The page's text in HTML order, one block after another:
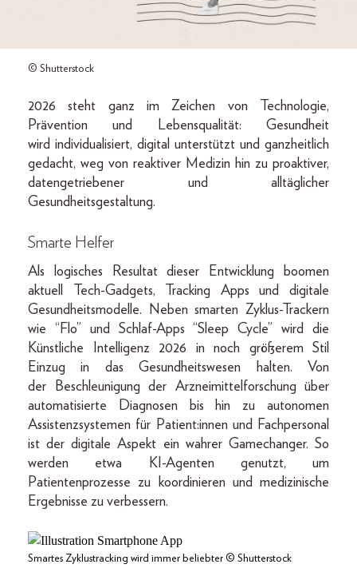
© Shutterstock
2026 steht ganz im Zeichen von Technologie,
Prävention und Lebensqualität: Gesundheit
wird individualisiert, digital unterstützt und ganzheitlich
gedacht, weg von reaktiver Medizin hin zu proaktiver,
datengetriebener und alltäglicher
Gesundheitsgestaltung.
Smarte Helfer
Als logisches Resultat dieser Entwicklung boomen
aktuell Tech-Gadgets, Tracking Apps und digitale
Gesundheitsmodelle. Neben smarten Zyklus-Trackern
wie “Flo” und Schlaf-Apps “Sleep Cycle” wird die
Künstliche Intelligenz 2026 in noch größerem Stil
Einzug in das Gesundheitswesen halten. Von
der Beschleunigung der Arzneimittelforschung über
automatisierte Diagnosen bis hin zu autonomen
Assistenzsystemen für Patient:innen und Fachpersonal
ist der digitale Aspekt ein wahrer Gamechanger. So
werden etwa KI-Agenten genutzt, um
Patientenprozesse zu koordinieren und medizinische
Ergebnisse zu verbessern.
Smartes Zyklustracking wird immer beliebter © Shutterstock